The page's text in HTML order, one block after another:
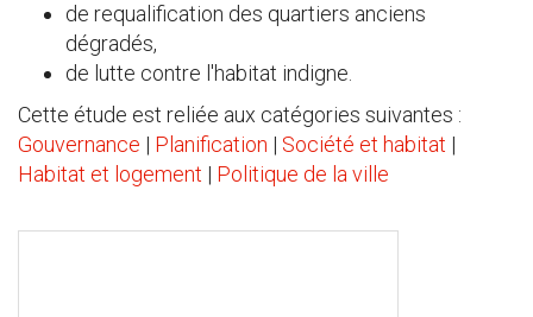
de requalification des quartiers anciens
dégradés,
de lutte contre l'habitat indigne.
Cette étude est reliée aux catégories suivantes :
Gouvernance | Planification | Société et habitat |
Habitat et logement | Politique de la ville